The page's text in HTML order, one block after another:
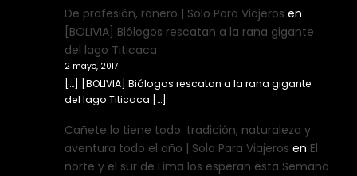
De profesión, ranero | Solo Para Viajeros en
[BOLIVIA] Biólogos rescatan a la rana gigante
del lago Titicaca
2 mayo, 2017
[…] [BOLIVIA] Biólogos rescatan a la rana gigante
del lago Titicaca […]
Cañete lo tiene todo: tradición, naturaleza y
aventura todo el año | Solo Para Viajeros en El
norte y el sur de Lima los esperan esta Semana